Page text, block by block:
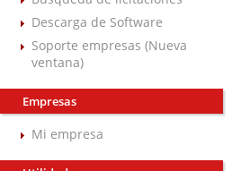
Descarga de Software
Soporte empresas (Nueva
ventana)
Empresas
Mi empresa